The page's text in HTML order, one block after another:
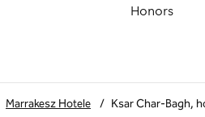
Honors
Marrakesz Hotele / Ksar Char-Bagh,